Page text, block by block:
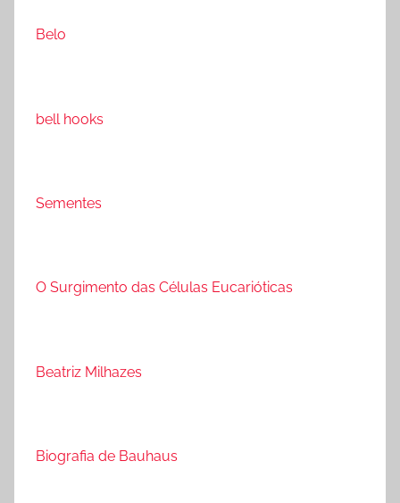
Belo
bell hooks
Sementes
O Surgimento das Células Eucarióticas
Beatriz Milhazes
Biografia de Bauhaus